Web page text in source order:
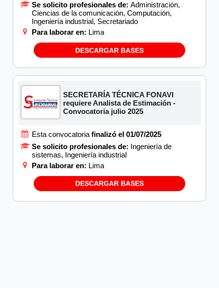
Se solicito profesionales de: Administración,
Ciencias de la comunicación, Computación,
Ingeniería industrial, Secretariado
Para laborar en: Lima
DESCARGAR BASES
SECRETARÍA TÉCNICA FONAVI
requiere Analista de Estimación -
Convocatoria julio 2025
Esta convocatoria finalizó el 01/07/2025
Se solicito profesionales de: Ingeniería de
sistemas, Ingeniería industrial
Para laborar en: Lima
DESCARGAR BASES